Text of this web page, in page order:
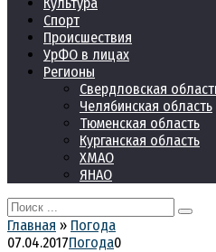
Спорт
Происшествия
УрФО в лицах
Регионы
Свердловская
Челябинская область
Тюменская область
Курганская область
ХМАО
ЯНАО
Search
for:
Главная » Погода
07.04.2017Погода0